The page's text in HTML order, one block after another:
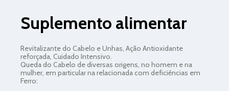
Suplemento alimentar
Revitalizante do Cabelo e Unhas, Ação Antioxidante
reforçada, Cuidado Intensivo.
Queda do Cabelo de diversas origens, no homem e na
mulher, em particular na relacionada com deficiências em
Ferro: